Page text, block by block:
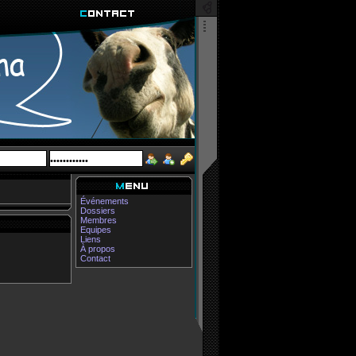
Événements
Dossiers
Membres
Equipes
Liens
À propos
Contact